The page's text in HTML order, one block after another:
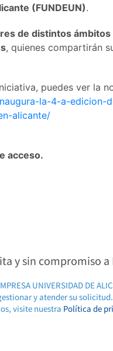
(FUNDEUN).
de distintos
, quienes compartirán
puedes ver la
la-4-a-edicion-
alicante/
acceso.
y sin compromiso a
UNIVERSIDAD DE
y atender su
visite nuestra Política de